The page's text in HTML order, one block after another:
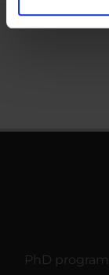
analizzare il
nostri partner
pubblicità e
con altre
PhD